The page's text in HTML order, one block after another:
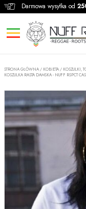
Darmowa wysyłka od
STRONA GŁÓWNA / KOBIETA / KOSZULKI,
KOSZULKA RASTA DAMSKA - NUFF RSPCT